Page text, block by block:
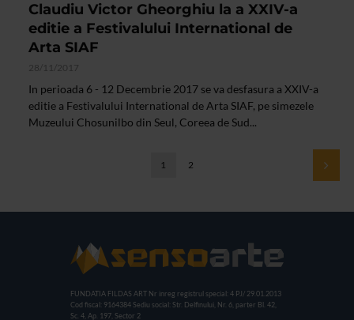
Claudiu Victor Gheorghiu la a XXIV-a
editie a Festivalului International de
Arta SIAF
28/11/2017
In perioada 6 - 12 Decembrie 2017 se va desfasura a XXIV-a
editie a Festivalului International de Arta SIAF, pe simezele
Muzeului Chosunilbo din Seul, Coreea de Sud...
1 2
FUNDATIA FILDAS ART Nr inreg registrul special: 4 PJ/ 29.01.2013
Cod fiscal: 9164384 Sediu social: Str. Delfinului, Nr. 6, parter Bl. 42,
Sc. 4, Ap. 197, Sector 2